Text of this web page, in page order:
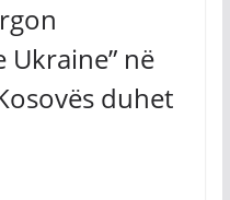
Ukraine” në
duhet